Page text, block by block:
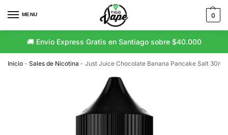
MENU 0
🚚 Envío Express Gratis en Santiago sobre $40.000
Inicio - Sales de Nicotina - Just Juice Chocolate Banana Pancake Salt 30ml